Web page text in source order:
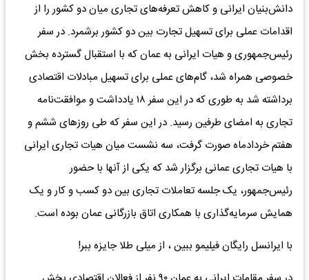
دانش‌‌‌بنیان ایرانی و کاهش تعرفه‌‌‌‌های تجاری میان دو کشور را از
اقدامات عملی برای تسهیل تجارت بین دو کشور برشمرد. در سفر
رئیس‌جمهوری و هیات ایرانی به عمان که با استقبال گسترده بخش
خصوصی همراه شد، گام‌‌‌‌های عملی برای تسهیل مبادلات اقتصادی
برداشته شد به طوری که در این سفر ۱۸ یادداشت و موافقت‌‌‌نامه
تجاری به امضای طرفین رسید. در این سفر که طی روزهای ششم و
هفتم خردادماه صورت گرفت، سه نشست میان هیات تجاری ایرانی
با هیات تجاری عمانی برگزار شد که یکی از آنها با حضور
رئیس‌جمهور، یک جلسه تعاملات تجاری بین دو کسب و کار و یک
همایش سرمایه‌گذاری با همکاری اتاق بازرگانی عمان بوده‌‌‌ است.
با ایرانسل رایگان فیلیمو ببین ، از میلی طلا جایزه ببر!